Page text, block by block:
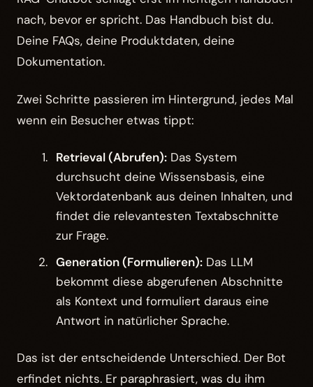
nach, bevor er spricht. Das Handbuch bist du.
Deine FAQs, deine Produktdaten, deine
Dokumentation.
Zwei Schritte passieren im Hintergrund, jedes Mal
wenn ein Besucher etwas tippt:
Retrieval (Abrufen): Das System
durchsucht deine Wissensbasis, eine
Vektordatenbank aus deinen Inhalten, und
findet die relevantesten Textabschnitte
zur Frage.
Generation (Formulieren): Das LLM
bekommt diese abgerufenen Abschnitte
als Kontext und formuliert daraus eine
Antwort in natürlicher Sprache.
Das ist der entscheidende Unterschied. Der Bot
erfindet nichts. Er paraphrasiert, was du ihm